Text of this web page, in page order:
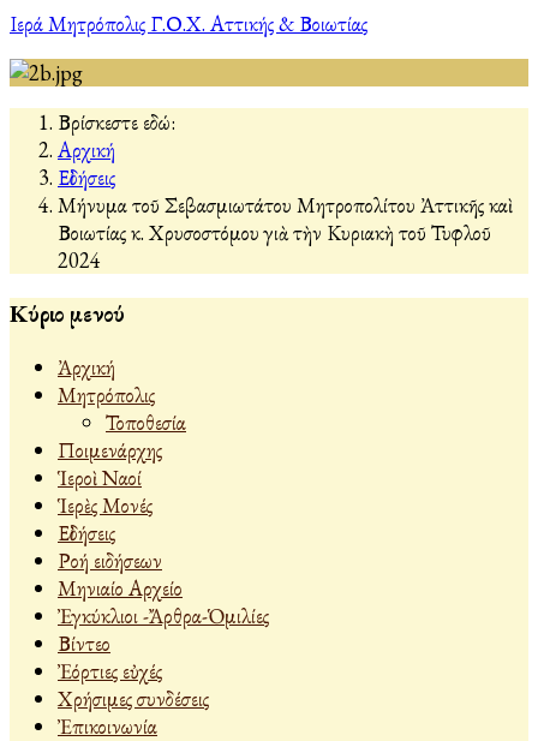
Ιερά Μητρόπολις Γ.Ο.Χ. Αττικής & Βοιωτίας
Βρίσκεστε εδώ:
Αρχική
Εἰδήσεις
Μήνυμα τοῦ Σεβασμιωτάτου Μητροπολίτου Ἀττικῆς καὶ
Βοιωτίας κ. Χρυσοστόμου γιὰ τὴν Κυριακὴ τοῦ Τυφλοῦ
2024
Κύριο μενού
Ἀρχική
Μητρόπολις
Τοποθεσία
Ποιμενάρχης
Ἱεροὶ Ναοί
Ἱερὲς Μονές
Εἰδήσεις
Ροή ειδήσεων
Μηνιαίο Αρχείο
Ἐγκύκλιοι -Ἄρθρα-Ὁμιλίες
Βίντεο
Ἐόρτιες εὐχές
Χρήσιμες συνδέσεις
Ἐπικοινωνία